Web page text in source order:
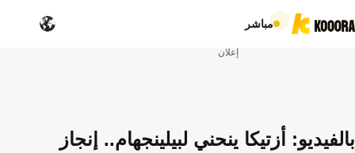
مباشر
إعلان
بالفيديو: أزتيكا ينحني لبيلينجهام.. إنجاز